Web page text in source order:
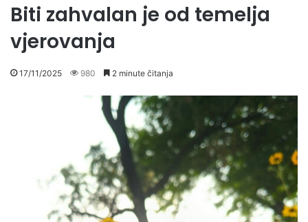
Biti zahvalan je od temelja
vjerovanja
17/11/2025 980 2 minute čitanja